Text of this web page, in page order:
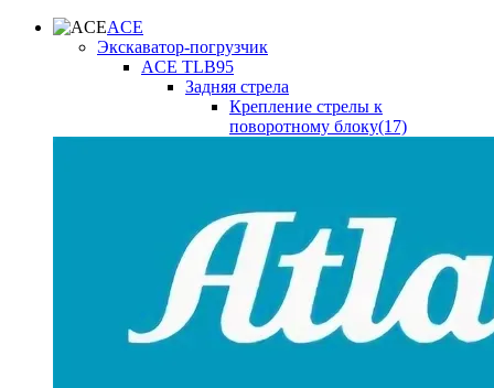
ACE
Экскаватор-погрузчик
ACE TLB95
Задняя стрела
Крепление стрелы к
поворотному блоку(17)